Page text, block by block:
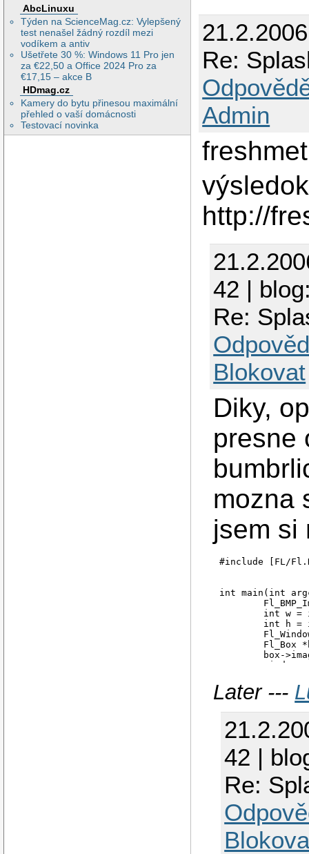
AbcLinuxu
Týden na ScienceMag.cz: Vylepšený
test nenašel žádný rozdíl mezi
vodíkem a antiv
Ušetřete 30 %: Windows 11 Pro jen
za €22,50 a Office 2024 Pro za
€17,15 – akce B
HDmag.cz
Kamery do bytu přinesou maximální
přehled o vaší domácnosti
Testovací novinka
Re:
Admin
http://
42 |
Re:
Blokovat
Diky,
presne
mozna
jsem si
#include [FL/
int main(int
int w =
int h =
Fl_Box
box-
window-
window-
window-
Later ---
42 |
Re: